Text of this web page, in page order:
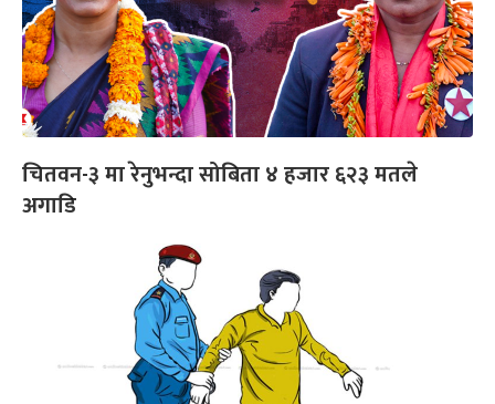
चितवन-३ मा रेनुभन्दा सोबिता ४ हजार ६२३ मतले
अगाडि